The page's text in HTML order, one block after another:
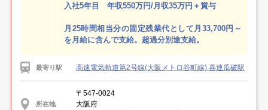
入社5年目 年収550万円/月収35万円＋賞与
月25時間相当分の固定残業代として月33,700円～
を月給に含んで支給。超過分別途支給。
最寄り駅 高速電気軌道第2号線(大阪メトロ谷町線) 喜連瓜破駅
所在地
〒547-0024
大阪府